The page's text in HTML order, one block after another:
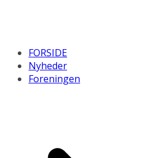
FORSIDE
Nyheder
Foreningen